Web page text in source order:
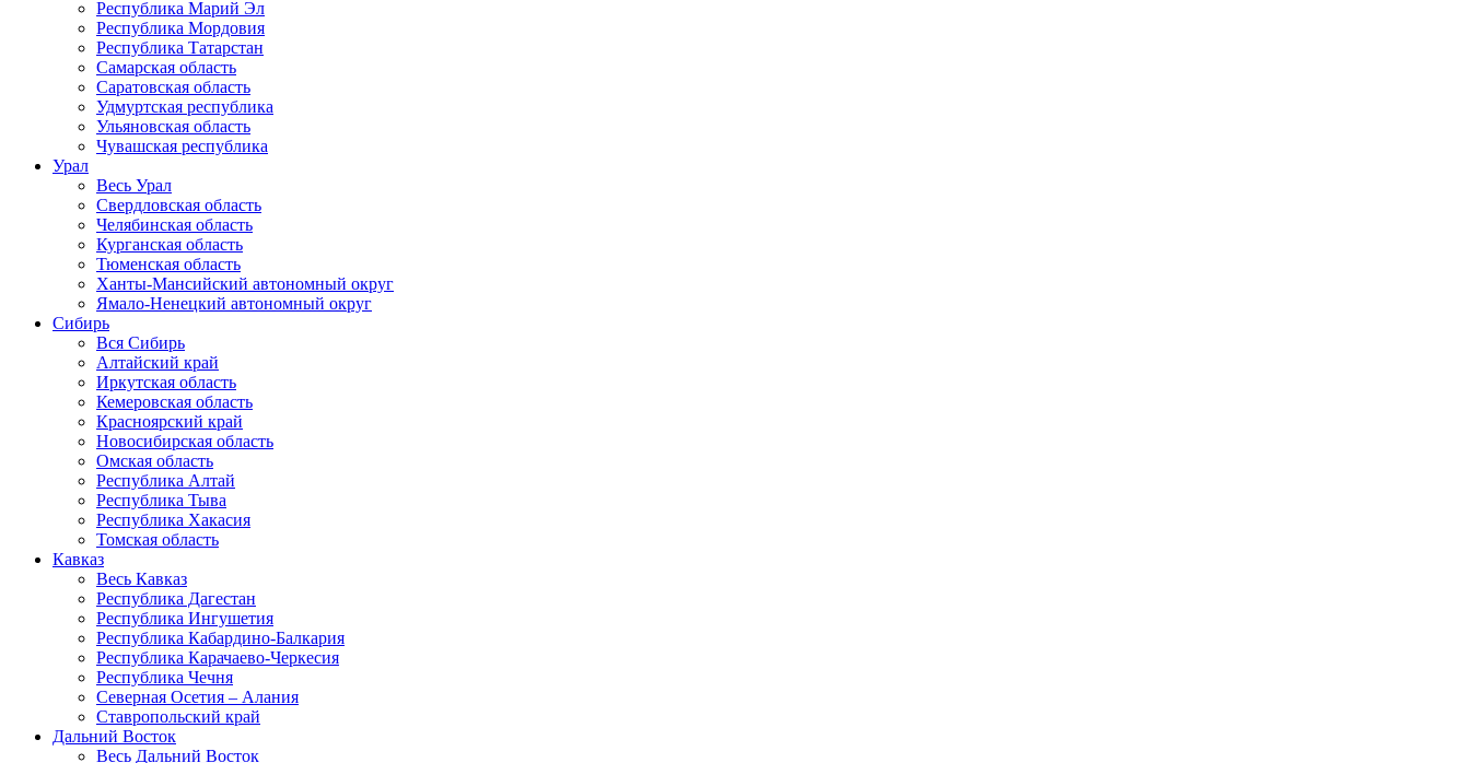
Республика Марий Эл
Республика Мордовия
Республика Татарстан
Самарская область
Саратовская область
Удмуртская республика
Ульяновская область
Чувашская республика
Урал
Весь Урал
Свердловская область
Челябинская область
Курганская область
Тюменская область
Ханты-Мансийский автономный округ
Ямало-Ненецкий автономный округ
Сибирь
Вся Сибирь
Алтайский край
Иркутская область
Кемеровская область
Красноярский край
Новосибирская область
Омская область
Республика Алтай
Республика Тыва
Республика Хакасия
Томская область
Кавказ
Весь Кавказ
Республика Дагестан
Республика Ингушетия
Республика Кабардино-Балкария
Республика Карачаево-Черкесия
Республика Чечня
Северная Осетия – Алания
Ставропольский край
Дальний Восток
Весь Дальний Восток